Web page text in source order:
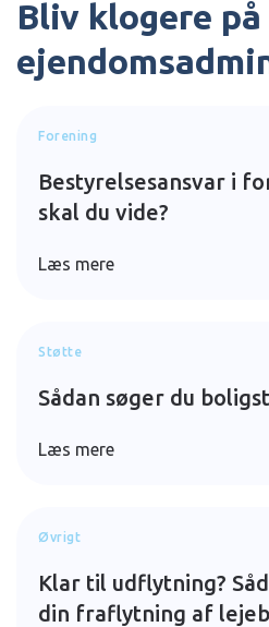
Bliv klogere på
Forening
Bestyrelsesansvar i
skal du vide?
Læs mere
Støtte
Sådan søger du
Læs mere
Øvrigt
Klar til udflytning?
din fraflytning af